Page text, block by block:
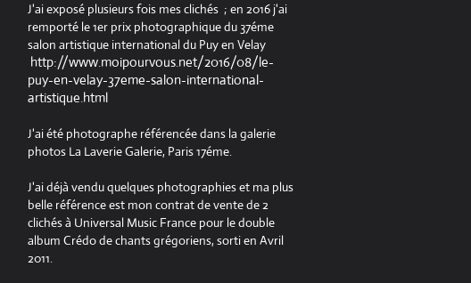
J'ai exposé plusieurs fois mes clichés ; en 2016 j'ai
remporté le 1er prix photographique du 37éme
salon artistique international du Puy en Velay
http://www.moipourvous.net/2016/08/le-
puy-en-velay-37eme-salon-international-
artistique.html
J'ai été photographe référencée dans la galerie
photos La Laverie Galerie, Paris 17éme.
J'ai déjà vendu quelques photographies et ma plus
belle référence est mon contrat de vente de 2
clichés à Universal Music France pour le double
album Crédo de chants grégoriens, sorti en Avril
2011.